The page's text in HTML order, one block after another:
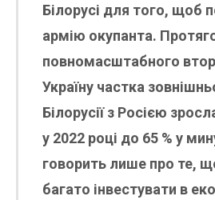
Білорусі для того, щоб
армію окупанта.
повномасштабного
Україну частка
Білорусії з Росією
у 2022 році до 65 % у
говорить лише про те,
багато інвестувати в